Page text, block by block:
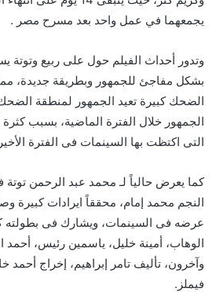
يجمعهما في عمل واحد بعد مسرح مصر .
وتدور أحداث الفيلم حول على ربيع وتوتة
بشكل مفاجئ للجمهور وبطريقة جديدة،
الضحك كبيرة تعيد الجمهور لمنطقة
الجمهور خلال الفترة الماضية، بسبب كثرة
التى اكتظت بها السينمات فى الفترة
كما يعرض حالياً لـ محمد عبد الرحمن توتة
عرضه فى السينمات، ويشارك فى بطولته
الوهاب، أمينة خليل، ياسمين رئيس،
وآخرون، تأليف تامر إبراهيم، إخراج
فيملز.